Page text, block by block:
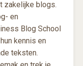
zakelijke blogs.
en
Blog School
kennis en
teksten.